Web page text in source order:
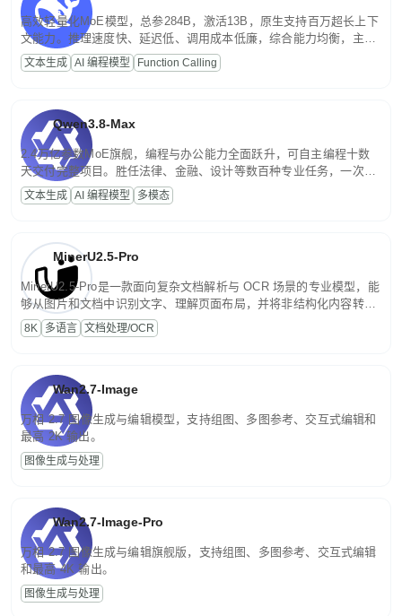
高效轻量化MoE模型，总参284B，激活13B，原生支持百万超长上下
文能力。推理速度快、延迟低、调用成本低廉，综合能力均衡，主打
高并发、轻量化任务，适合日常对话、内容创作、基础 RAG、批量
文案处理等普惠刚需场景。
文本生成 AI 编程模型 Function Calling
Qwen3.8-Max
2.4万亿参数MoE旗舰，编程与办公能力全面跃升，可自主编程十数
天交付完整项目。胜任法律、金融、设计等数百种专业任务，一次对
话端到端交付生产级成果。原生视觉理解贯穿规划、执行与验证全流
程，支持超长文档与长视频的深度语义解析。长程任务中自主规划与
文本生成 AI 编程模型 多模态
MinerU2.5-Pro
MinerU2.5-Pro是一款面向复杂文档解析与 OCR 场景的专业模型，能
够从图片和文档中识别文字、理解页面布局，并将非结构化内容转换
为便于存储、检索和二次处理的结构化结果。
8K 多语言 文档处理/OCR
Wan2.7-Image
万相 2.7 图像生成与编辑模型，支持组图、多图参考、交互式编辑和
最高 2K 输出。
图像生成与处理
Wan2.7-Image-Pro
万相 2.7 图像生成与编辑旗舰版，支持组图、多图参考、交互式编辑
和最高 4K 输出。
图像生成与处理